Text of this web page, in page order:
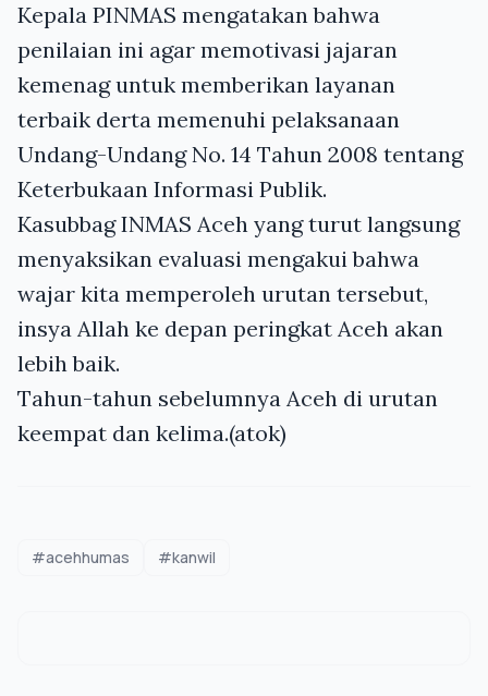
Kepala PINMAS mengatakan bahwa
penilaian ini agar memotivasi jajaran
kemenag untuk memberikan layanan
terbaik derta memenuhi pelaksanaan
Undang-Undang No. 14 Tahun 2008 tentang
Keterbukaan Informasi Publik.
KasubbagINMAS Aceh yang turut langsung
menyaksikan evaluasi mengakui bahwa
wajar kita memperoleh urutan tersebut,
insya Allah ke depan peringkat Aceh akan
lebih baik.
Tahun-tahun sebelumnya Aceh di urutan
keempat dan kelima.(atok)
#acehhumas #kanwil